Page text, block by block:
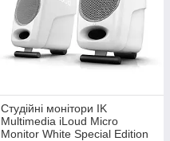
Студійні монітори IK
Multimedia iLoud Micro
Monitor White Special Edition